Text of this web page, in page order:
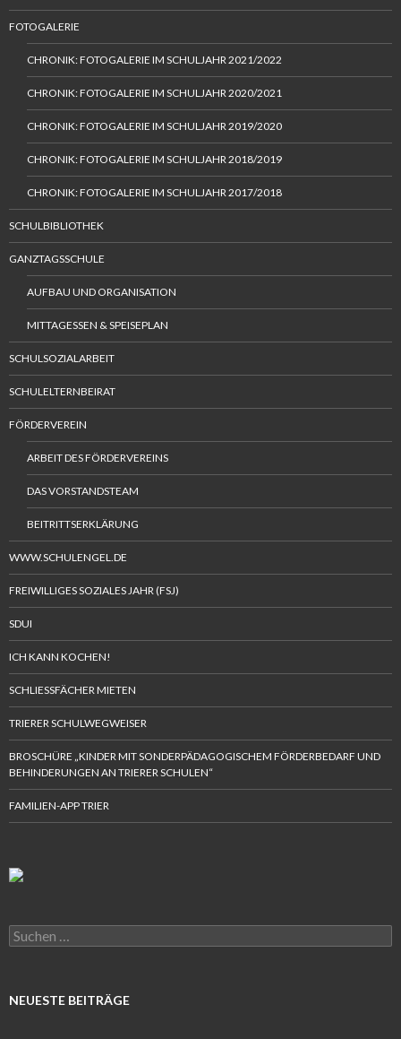
FOTOGALERIE
CHRONIK: FOTOGALERIE IM SCHULJAHR 2021/2022
CHRONIK: FOTOGALERIE IM SCHULJAHR 2020/2021
CHRONIK: FOTOGALERIE IM SCHULJAHR 2019/2020
CHRONIK: FOTOGALERIE IM SCHULJAHR 2018/2019
CHRONIK: FOTOGALERIE IM SCHULJAHR 2017/2018
SCHULBIBLIOTHEK
GANZTAGSSCHULE
AUFBAU UND ORGANISATION
MITTAGESSEN & SPEISEPLAN
SCHULSOZIALARBEIT
SCHULELTERNBEIRAT
FÖRDERVEREIN
ARBEIT DES FÖRDERVEREINS
DAS VORSTANDSTEAM
BEITRITTSERKLÄRUNG
WWW.SCHULENGEL.DE
FREIWILLIGES SOZIALES JAHR (FSJ)
SDUI
ICH KANN KOCHEN!
SCHLIESSFÄCHER MIETEN
TRIERER SCHULWEGWEISER
BROSCHÜRE „KINDER MIT SONDERPÄDAGOGISCHEM FÖRDERBEDARF UND
BEHINDERUNGEN AN TRIERER SCHULEN“
FAMILIEN-APP TRIER
Suchen
nach:
NEUESTE BEITRÄGE